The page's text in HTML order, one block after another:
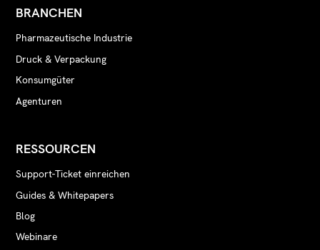
BRANCHEN
Pharmazeutische Industrie
Druck & Verpackung
Konsumgüter
Agenturen
RESSOURCEN
Support-Ticket einreichen
Guides & Whitepapers
Blog
Webinare